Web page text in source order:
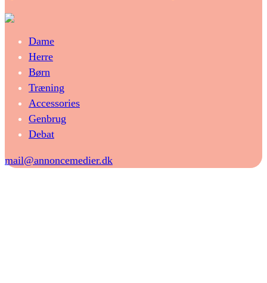
Dame
Herre
Børn
Træning
Accessories
Genbrug
Debat
mail@annoncemedier.dk